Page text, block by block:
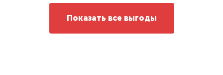
Показать все выгоды